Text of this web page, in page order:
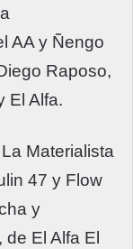
AA y Ñengo
Raposo,
El Alfa.
Materialista
47 y Flow
y
El Alfa El